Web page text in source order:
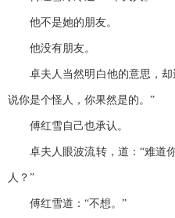
他不是她的朋友。
他没有朋友。
卓夫人当然明白他的意思，却
说你是个怪人，你果然是的。”
傅红雪自己也承认。
卓夫人眼波流转，道：“难道你
人？”
傅红雪道：“不想。”